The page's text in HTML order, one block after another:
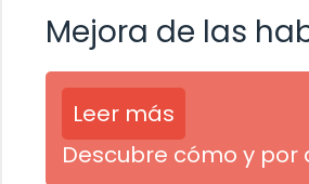
Mejora de las
Leer más
Descubre cómo y